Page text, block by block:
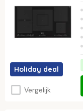
Holiday deal
Vergelijk